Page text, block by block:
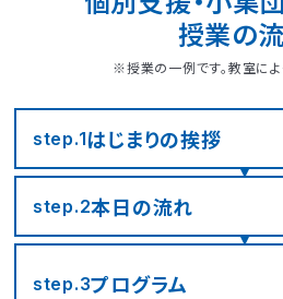
授業の
※授業の一例です。教室によ
step.1はじまりの挨拶
step.2本日の流れ
step.3プログラム